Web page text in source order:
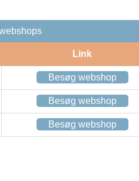
Link
Besøg webshop
Besøg webshop
Besøg webshop